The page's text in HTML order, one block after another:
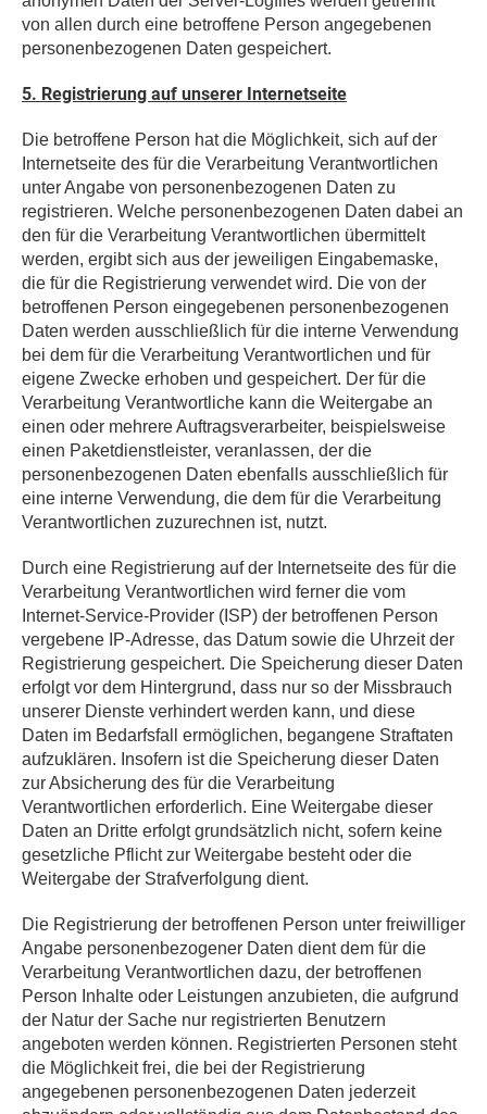
von allen durch eine betroffene Person angegebenen
personenbezogenen Daten gespeichert.
5. Registrierung auf unserer Internetseite
Die betroffene Person hat die Möglichkeit, sich auf der
Internetseite des für die Verarbeitung Verantwortlichen
unter Angabe von personenbezogenen Daten zu
registrieren. Welche personenbezogenen Daten dabei an
den für die Verarbeitung Verantwortlichen übermittelt
werden, ergibt sich aus der jeweiligen Eingabemaske,
die für die Registrierung verwendet wird. Die von der
betroffenen Person eingegebenen personenbezogenen
Daten werden ausschließlich für die interne Verwendung
bei dem für die Verarbeitung Verantwortlichen und für
eigene Zwecke erhoben und gespeichert. Der für die
Verarbeitung Verantwortliche kann die Weitergabe an
einen oder mehrere Auftragsverarbeiter, beispielsweise
einen Paketdienstleister, veranlassen, der die
personenbezogenen Daten ebenfalls ausschließlich für
eine interne Verwendung, die dem für die Verarbeitung
Verantwortlichen zuzurechnen ist, nutzt.
Durch eine Registrierung auf der Internetseite des für die
Verarbeitung Verantwortlichen wird ferner die vom
Internet-Service-Provider (ISP) der betroffenen Person
vergebene IP-Adresse, das Datum sowie die Uhrzeit der
Registrierung gespeichert. Die Speicherung dieser Daten
erfolgt vor dem Hintergrund, dass nur so der Missbrauch
unserer Dienste verhindert werden kann, und diese
Daten im Bedarfsfall ermöglichen, begangene Straftaten
aufzuklären. Insofern ist die Speicherung dieser Daten
zur Absicherung des für die Verarbeitung
Verantwortlichen erforderlich. Eine Weitergabe dieser
Daten an Dritte erfolgt grundsätzlich nicht, sofern keine
gesetzliche Pflicht zur Weitergabe besteht oder die
Weitergabe der Strafverfolgung dient.
Die Registrierung der betroffenen Person unter freiwilliger
Angabe personenbezogener Daten dient dem für die
Verarbeitung Verantwortlichen dazu, der betroffenen
Person Inhalte oder Leistungen anzubieten, die aufgrund
der Natur der Sache nur registrierten Benutzern
angeboten werden können. Registrierten Personen steht
die Möglichkeit frei, die bei der Registrierung
angegebenen personenbezogenen Daten jederzeit